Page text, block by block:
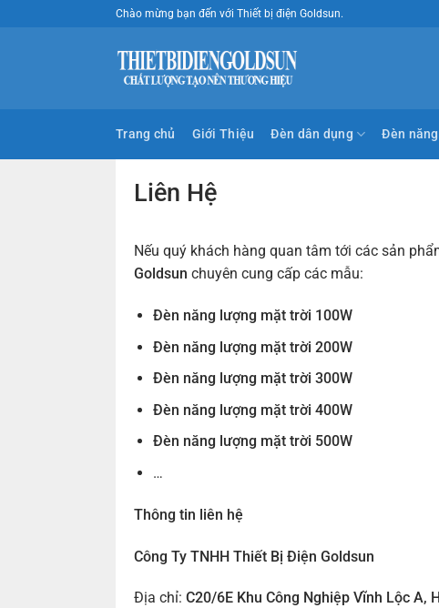
Chào mừng bạn đến với Thiết bị điện Goldsun.
Trang chủ Giới Thiệu Đèn dân dụng Đèn
Liên Hệ
Nếu quý khách hàng quan tâm tới các sản
Goldsun chuyên cung cấp các mẫu:
Đèn năng lượng mặt trời 100W
Đèn năng lượng mặt trời 200W
Đèn năng lượng mặt trời 300W
Đèn năng lượng mặt trời 400W
Đèn năng lượng mặt trời 500W
…
Thông tin liên hệ
Công Ty TNHH Thiết Bị Điện Goldsun
Địa chỉ: C20/6E Khu Công Nghiệp Vĩnh Lộc A,